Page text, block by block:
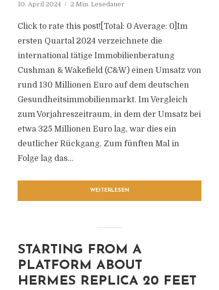
10. April 2024 2 Min. Lesedauer
Click to rate this post![Total: 0 Average: 0]Im
ersten Quartal 2024 verzeichnete die
international tätige Immobilienberatung
Cushman & Wakefield (C&W) einen Umsatz von
rund 130 Millionen Euro auf dem deutschen
Gesundheitsimmobilienmarkt. Im Vergleich
zum Vorjahreszeitraum, in dem der Umsatz bei
etwa 325 Millionen Euro lag, war dies ein
deutlicher Rückgang. Zum fünften Mal in
Folge lag das...
WEITERLESEN
STARTING FROM A
PLATFORM ABOUT
HERMES REPLICA 20 FEET